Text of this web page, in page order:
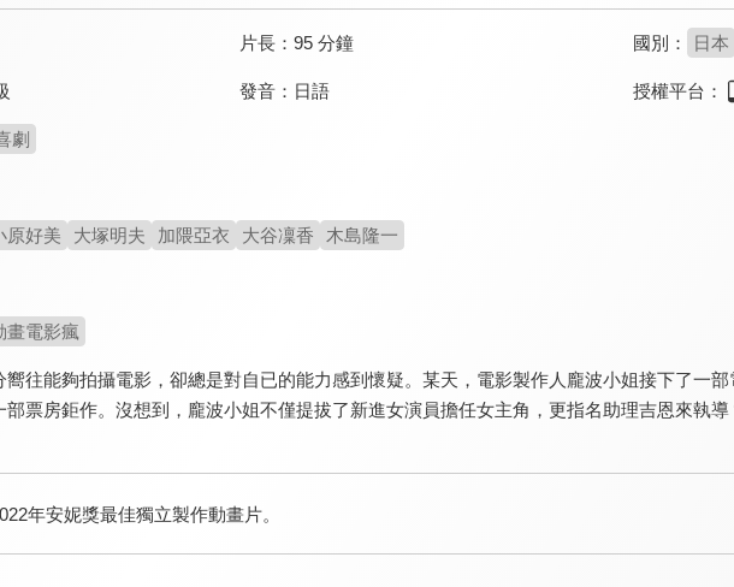
7.8
PUI PUI 天竺鼠車車 電影版 MOLMAX(國)
片長： 95 分鐘 國別： 日本
發音： 日語 授權平台：
劇
原好美 大塚明夫 加隈亞衣 大谷凜香 木島隆一
畫電影瘋
嚮往能夠拍攝電影，卻總是對自已的能力感到懷疑。某天，電影製作人龐波小姐接下了一
部票房鉅作。沒想到，龐波小姐不僅提拔了新進女演員擔任女主角，更指名助理吉恩來執
年安妮獎最佳獨立製作動畫片。